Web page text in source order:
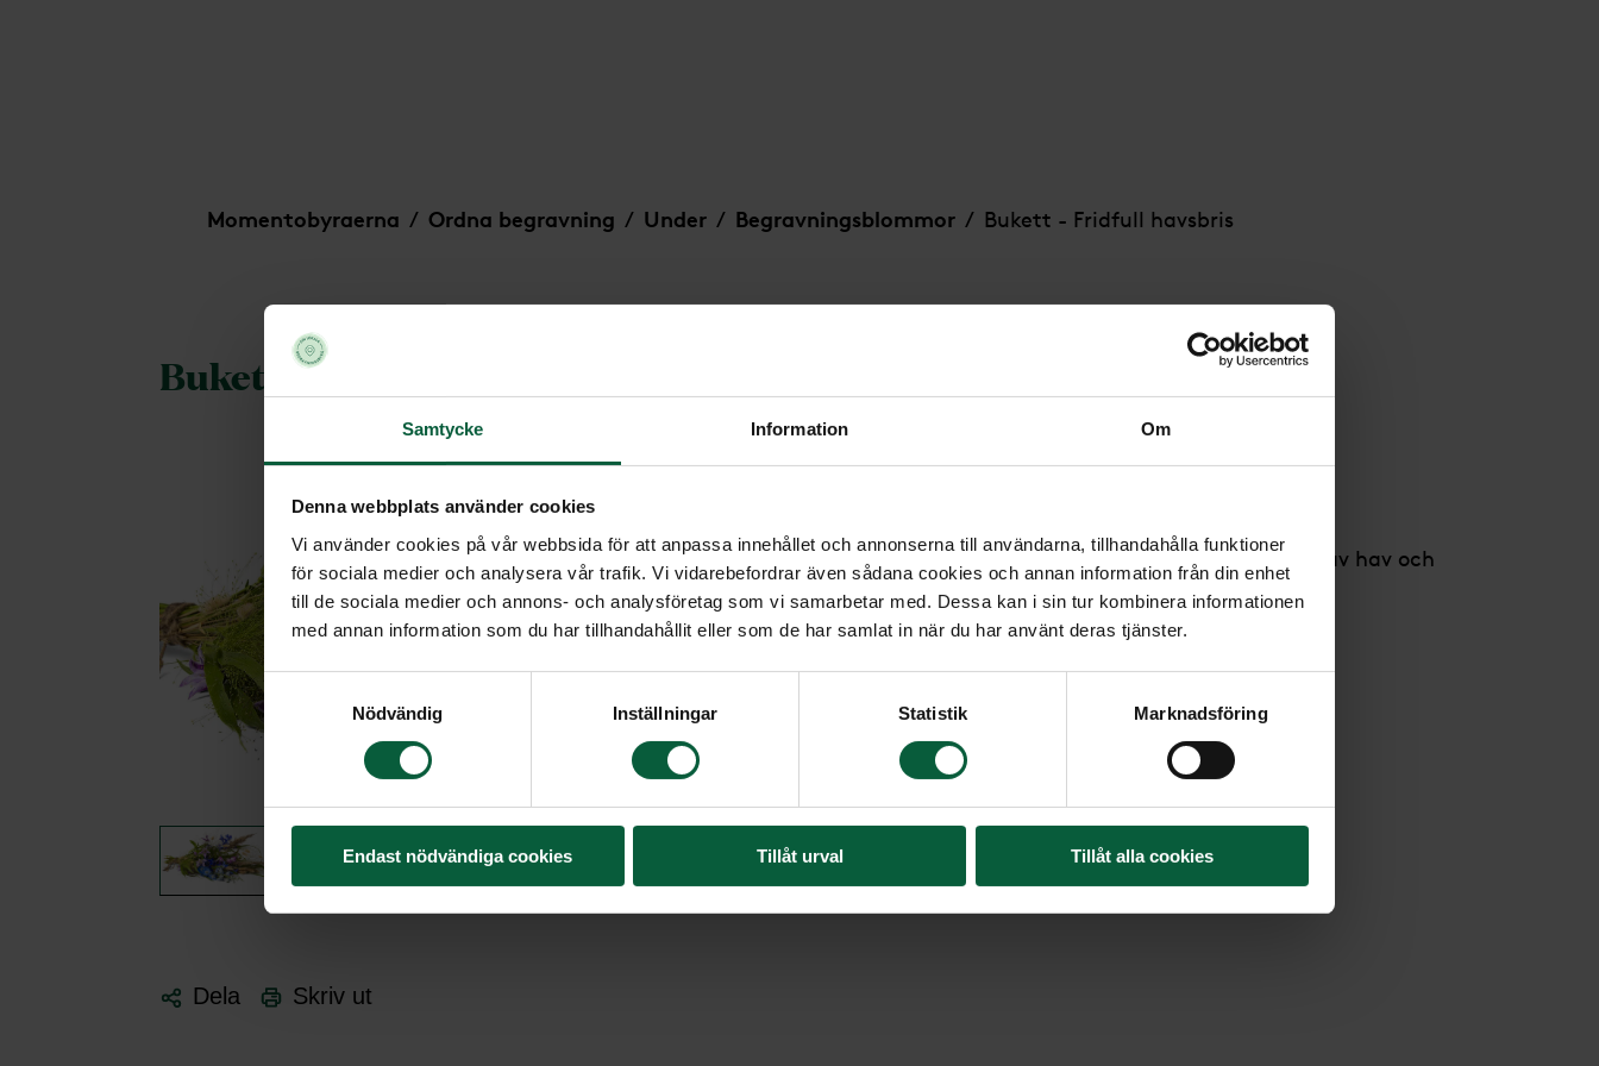
Samtycke Information Om
Denna webbplats använder cookies
Vi använder cookies på vår webbsida för att anpassa innehållet och annonserna till användarna, tillhandahålla funktioner
för sociala medier och analysera vår trafik. Vi vidarebefordrar även sådana cookies och annan information från din enhet
till de sociala medier och annons- och analysföretag som vi samarbetar med. Dessa kan i sin tur kombinera informationen
med annan information som du har tillhandahållit eller som de har samlat in när du har använt deras tjänster.
Nödvändig
Inställningar Statistik Marknadsföring
Endast nödvändiga cookies Tillåt urval Tillåt alla cookies
Momentobyraerna / Ordna begravning / Under / Begravningsblommor / Bukett - Fridfull havsbris
Bukett - Fridfull havsbris
En liggande bukett i blålila och grönt inspirerad av hav och
strand.
Dela Skriv ut